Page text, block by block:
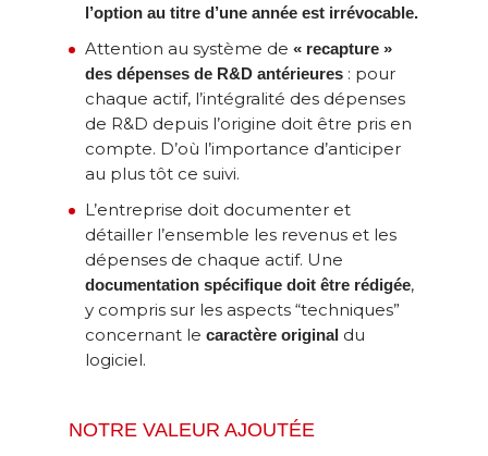
l’option au titre d’une année est irrévocable.
Attention au système de « recapture »
des dépenses de R&D antérieures: pour
chaque actif, l’intégralité des dépenses
de R&D depuis l’origine doit être pris en
compte. D’où l’importance d’anticiper
au plus tôt ce suivi.
L’entreprise doit documenter et
détailler l’ensemble les revenus et les
dépenses de chaque actif. Une
documentation spécifique doit être rédigée,
y compris sur les aspects “techniques”
concernant le caractère originaldu
logiciel.
NOTRE VALEUR AJOUTÉE